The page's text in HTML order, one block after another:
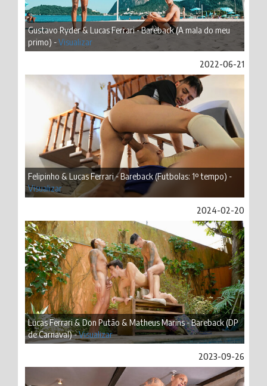
Gustavo Ryder & Lucas Ferrari - Bareback (A mala do meu
primo) -Visualizar
2022-06-21
Felipinho & Lucas Ferrari - Bareback (Futbolas: 1º tempo) -
Visualizar
2024-02-20
Lucas Ferrari & Don Putão & Matheus Marins - Bareback (DP
de Carnaval) -Visualizar
2023-09-26